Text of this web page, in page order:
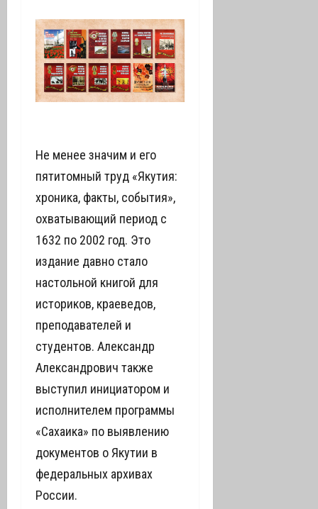
Не менее значим и его
пятитомный труд «Якутия:
хроника, факты, события»,
охватывающий период с
1632 по 2002 год. Это
издание давно стало
настольной книгой для
историков, краеведов,
преподавателей и
студентов. Александр
Александрович также
выступил инициатором и
исполнителем программы
«Сахаика» по выявлению
документов о Якутии в
федеральных архивах
России.